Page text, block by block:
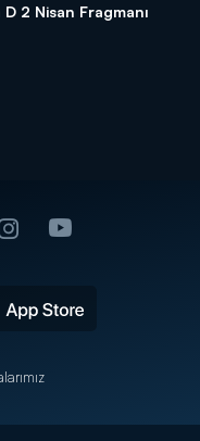
2 Nisan Fragmanı